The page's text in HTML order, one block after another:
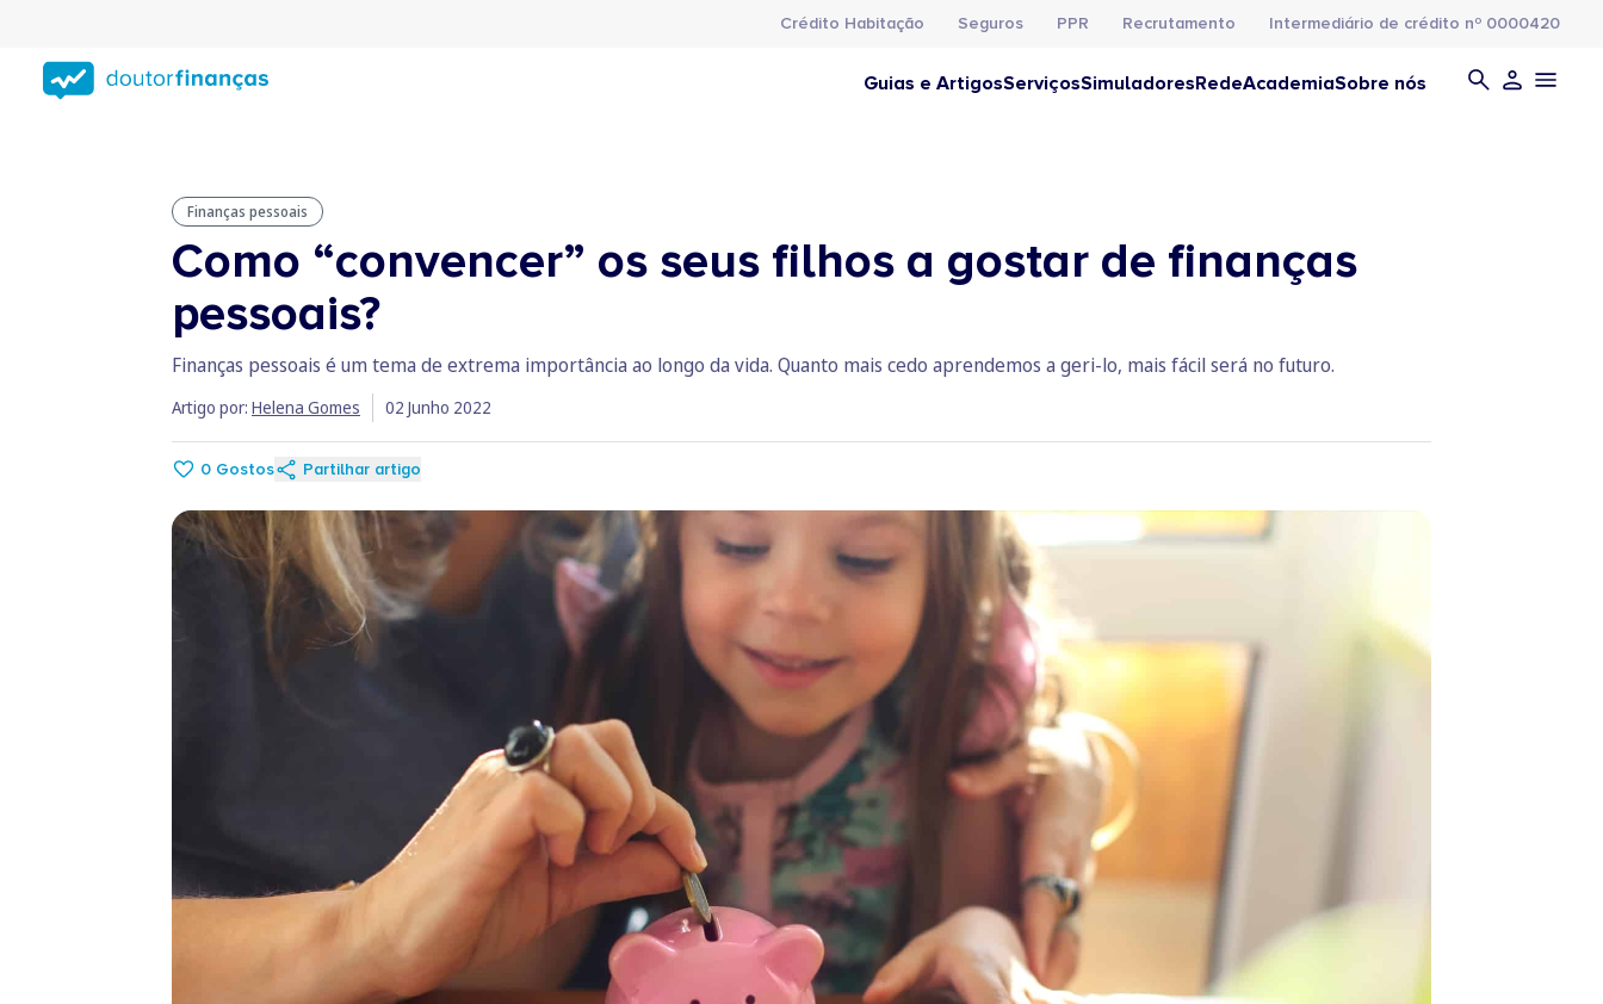
conteúdo
principal
Crédito Habitação Seguros PPR Recrutamento Intermediário de crédito nº 0000420
Guias e ArtigosServiçosSimuladoresRedeAcademiaSobre nós
Finanças pessoais
Como “convencer” os seus filhos a gostar de finanças
pessoais?
Finanças pessoais é um tema de extrema importância ao longo da vida. Quanto mais cedo aprendemos a geri-lo, mais fácil será no futuro.
Artigo por: Helena Gomes 02 Junho 2022
0 Gostos Partilhar artigo